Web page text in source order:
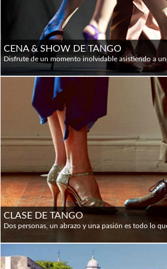
disponibles y se aceptan tarjetas de
de los hoteles y restaurantes. Los
también se pueden usar para
principales tarjetas de crédito (no
extranjeras funcionan en cajeros
manera de obtener dinero y casi
en inglés. Los límites de retiro
aunque la tarifa de retiro puede ser
cajeros automáticos de Banelco
retiros; pero en algunos lugares de la
y El Chaltén, por ejemplo) y en los
turísticos se quedan rápidamente sin
temporada alta.
Efectivo: la unidad monetaria de la
(AR$). Los billetes vienen en
estadounidenses son aceptados por
CENA & SHOW DE TANGO
CLASE DE TANGO